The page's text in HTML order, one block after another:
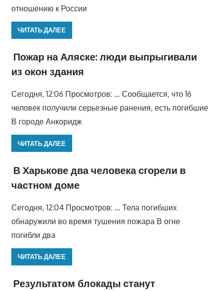
отношению к России
ЧИТАТЬ ДАЛЕЕ
Пожар на Аляске: люди выпрыгивали
из окон здания
Сегодня, 12:06 Просмотров: … Сообщается, что 16
человек получили серьезные ранения, есть погибшие
В городе Анкоридж
ЧИТАТЬ ДАЛЕЕ
В Харькове два человека сгорели в
частном доме
Сегодня, 12:04 Просмотров: … Тела погибших
обнаружили во время тушения пожара В огне
погибли два
ЧИТАТЬ ДАЛЕЕ
Результатом блокады станут